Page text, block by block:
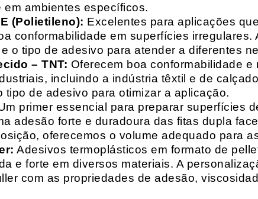
ambientes específicos.
(Polietileno): Excelentes para aplicações
conformabilidade em superfícies irregulares.
o tipo de adesivo para atender a diferentes
– TNT: Oferecem boa conformabilidade
incluindo a indústria têxtil e de
de adesivo para otimizar a aplicação.
primer essencial para preparar superfícies
adesão forte e duradoura das fitas dupla
oferecemos o volume adequado para
Adesivos termoplásticos em formato de
e forte em diversos materiais. A
com as propriedades de adesão,